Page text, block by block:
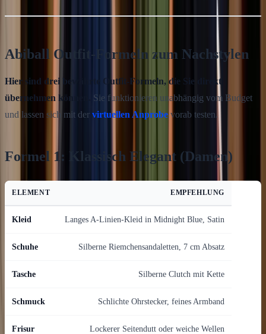
Abiball Outfit-Formeln zum Nachstylen
Hier sind drei bewährte Outfit-Formeln, die Sie direkt
übernehmen können.
Sie funktionieren unabhängig vom Budget
und lassen sich mit der virtuellen Anprobe vorab testen.
Formel 1: Klassisch Elegant (Damen)
ELEMENT EMPFEHLUNG
Kleid Langes A-Linien-Kleid in Midnight Blue, Satin
Schuhe Silberne Riemchensandaletten, 7 cm Absatz
Tasche Silberne Clutch mit Kette
Schmuck Schlichte Ohrstecker, feines Armband
Frisur Lockerer Seitendutt oder weiche Wellen